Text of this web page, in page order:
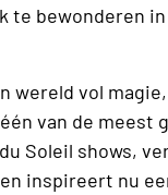
te bewonderen
wereld vol
van de meest
Soleil shows,
inspireert nu